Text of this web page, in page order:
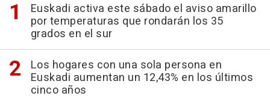
Euskadi activa este sábado el aviso amarillo
por temperaturas que rondarán los 35
grados en el sur
Los hogares con una sola persona en
Euskadi aumentan un 12,43% en los últimos
cinco años